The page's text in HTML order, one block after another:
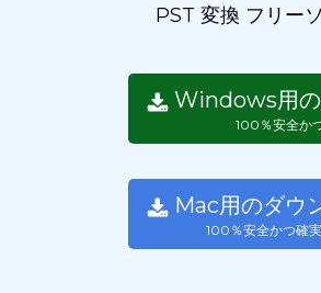
PST 変換 フリーソ
Windows用の
100％安全か
Mac用のダウ
100％安全かつ確